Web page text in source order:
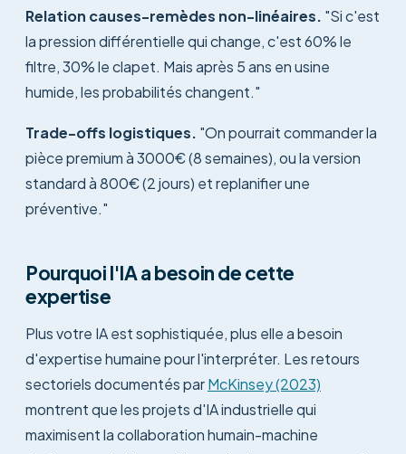
Relation causes-remèdes non-linéaires. "Si c'est
la pression différentielle qui change, c'est 60% le
filtre, 30% le clapet. Mais après 5 ans en usine
humide, les probabilités changent."
Trade-offs logistiques. "On pourrait commander la
pièce premium à 3000€ (8 semaines), ou la version
standard à 800€ (2 jours) et replanifier une
préventive."
Pourquoi l'IA a besoin de cette
expertise
Plus votre IA est sophistiquée, plus elle a besoin
d'expertise humaine pour l'interpréter. Les retours
sectoriels documentés parMcKinsey (2023)
montrent que les projets d'IA industrielle qui
maximisent la collaboration humain-machine